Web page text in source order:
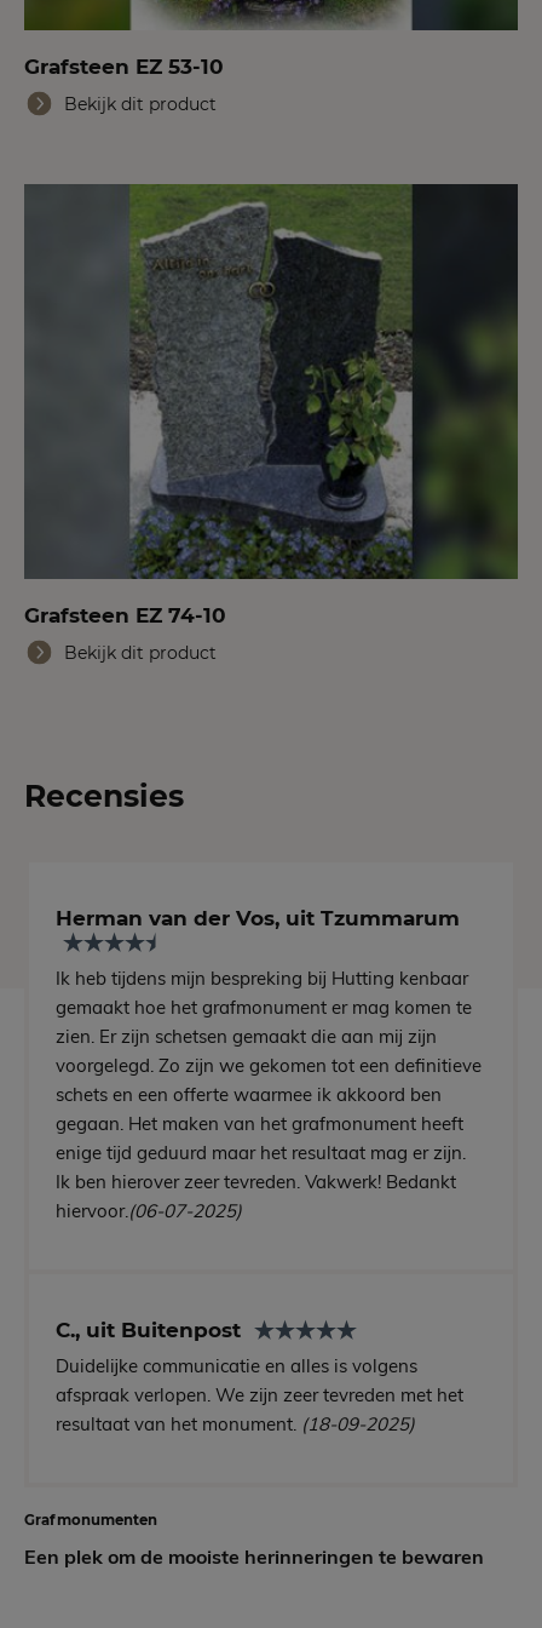
Grafsteen EZ 53-10
Bekijk dit product
Grafsteen EZ 74-10
Bekijk dit product
Recensies
Herman van der Vos, uit Tzummarum
Ik heb tijdens mijn bespreking bij Hutting kenbaar
gemaakt hoe het grafmonument er mag komen te
zien. Er zijn schetsen gemaakt die aan mij zijn
voorgelegd. Zo zijn we gekomen tot een definitieve
schets en een offerte waarmee ik akkoord ben
gegaan. Het maken van het grafmonument heeft
enige tijd geduurd maar het resultaat mag er zijn.
Ik ben hierover zeer tevreden. Vakwerk! Bedankt
hiervoor.(06-07-2025)
C., uit Buitenpost
Duidelijke communicatie en alles is volgens
afspraak verlopen. We zijn zeer tevreden met het
resultaat van het monument. (18-09-2025)
Grafmonumenten
Een plek om de mooiste herinneringen te bewaren